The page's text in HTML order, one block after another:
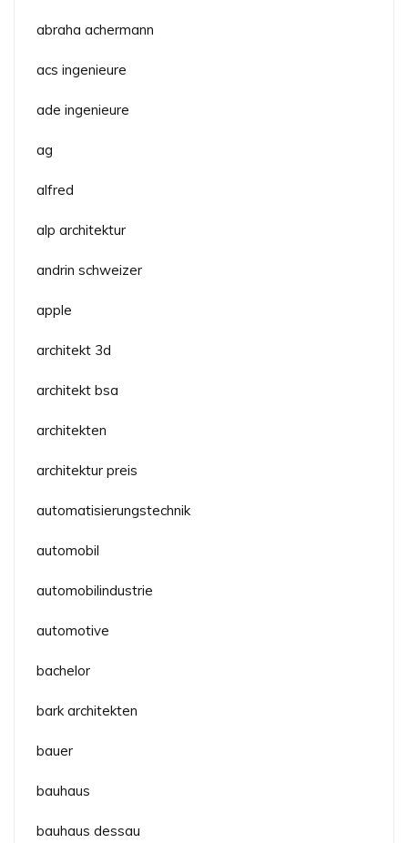
abraha achermann
acs ingenieure
ade ingenieure
ag
alfred
alp architektur
andrin schweizer
apple
architekt 3d
architekt bsa
architekten
architektur preis
automatisierungstechnik
automobil
automobilindustrie
automotive
bachelor
bark architekten
bauer
bauhaus
bauhaus dessau